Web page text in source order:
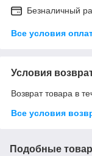
Безналичный
Все условия
Условия
Возврат товара в
Все условия
Подобные